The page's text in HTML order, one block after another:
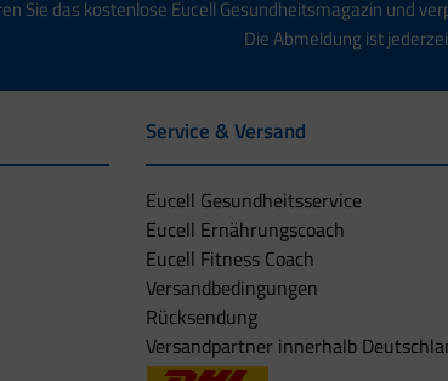
Sie das kostenlose Eucell Gesundheitsmagazin und
Die Abmeldung ist
Service & Versand
Eucell Gesundheitsservice
Eucell Ernährungscoach
Eucell Fitness Coach
Versandbedingungen
Rücksendung
Versandpartner innerhalb